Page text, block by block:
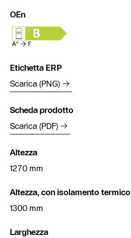
OEn
Etichetta ERP
Scarica (PNG)
Scheda prodotto
Scarica (PDF)
Altezza
1270 mm
Altezza, con isolamento termico
1300 mm
Larghezza